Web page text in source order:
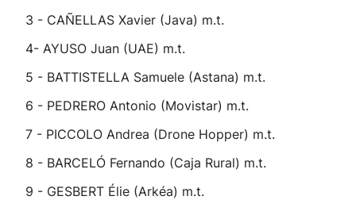
3 - CAÑELLAS Xavier (Java) m.t.
4- AYUSO Juan (UAE) m.t.
5 - BATTISTELLA Samuele (Astana) m.t.
6 - PEDRERO Antonio (Movistar) m.t.
7 - PICCOLO Andrea (Drone Hopper) m.t.
8 - BARCELÓ Fernando (Caja Rural) m.t.
9 - GESBERT Élie (Arkéa) m.t.